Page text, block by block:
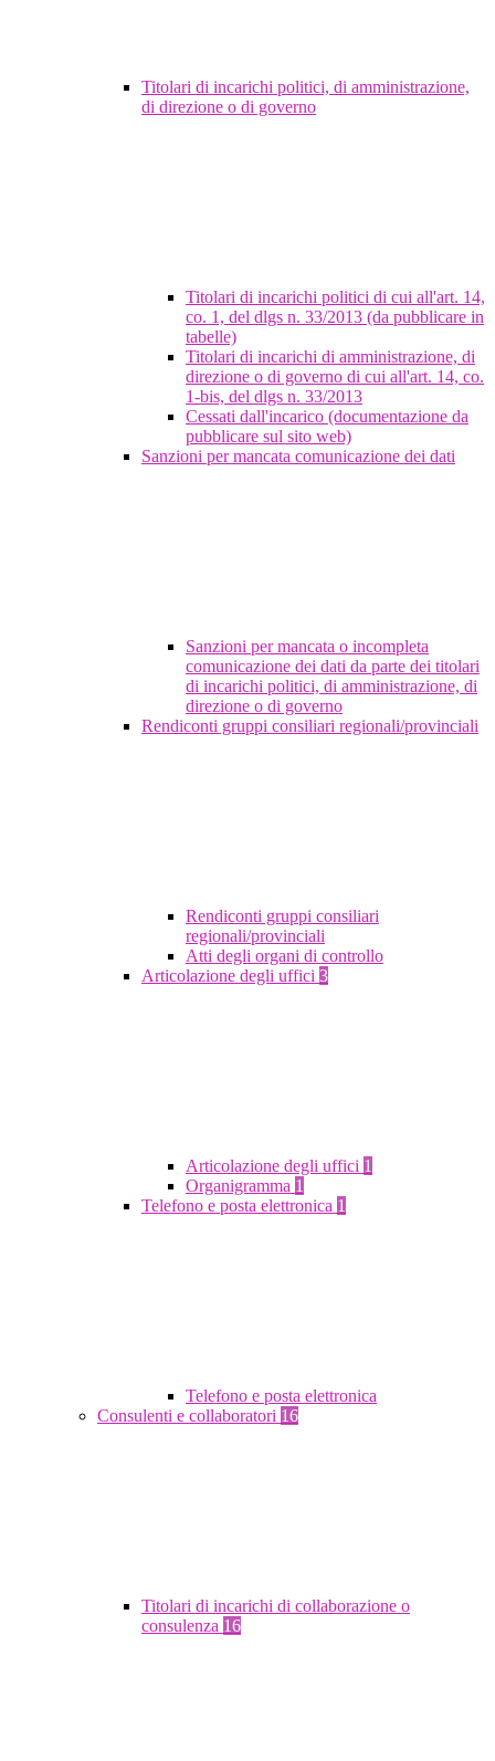
Titolari di incarichi politici, di amministrazione,
di direzione o di governo
Titolari di incarichi politici di cui all'art. 14,
co. 1, del dlgs n. 33/2013 (da pubblicare in
tabelle)
Titolari di incarichi di amministrazione, di
direzione o di governo di cui all'art. 14, co.
1-bis, del dlgs n. 33/2013
Cessati dall'incarico (documentazione da
pubblicare sul sito web)
Sanzioni per mancata comunicazione dei dati
Sanzioni per mancata o incompleta
comunicazione dei dati da parte dei titolari
di incarichi politici, di amministrazione, di
direzione o di governo
Rendiconti gruppi consiliari regionali/provinciali
Rendiconti gruppi consiliari
regionali/provinciali
Atti degli organi di controllo
Articolazione degli uffici 3
Articolazione degli uffici 1
Organigramma 1
Telefono e posta elettronica 1
Telefono e posta elettronica
Consulenti e collaboratori 16
Titolari di incarichi di collaborazione o
consulenza 16